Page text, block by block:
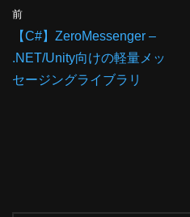
前
【C#】ZeroMessenger –
.NET/Unity向けの軽量メッ
セージングライブラリ